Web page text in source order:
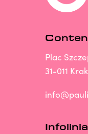
Plac
31-011
Infolinia